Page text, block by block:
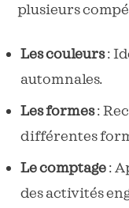
plusieurs
Les couleurs:
automnales.
Les formes:
différentes
Le comptage:
des activités